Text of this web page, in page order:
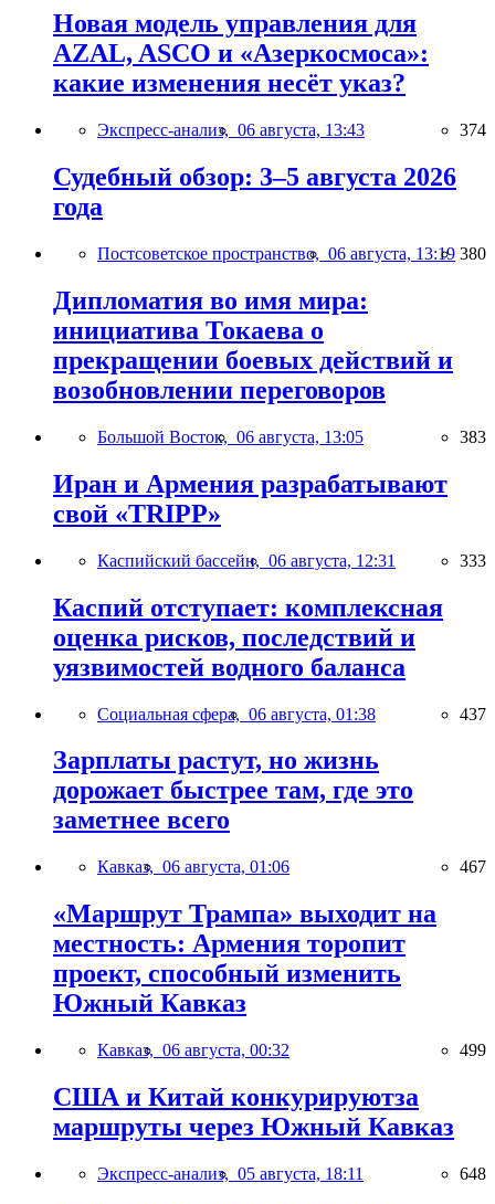
Новая модель управления для
AZAL, ASCO и «Азеркосмоса»:
какие изменения несёт указ?
Экспресс-анализ, 06 августа, 13:43 374
Судебный обзор: 3–5 августа 2026
года
Постсоветское пространство, 06 августа, 13:19 380
Дипломатия во имя мира:
инициатива Токаева о
прекращении боевых действий и
возобновлении переговоров
Большой Восток, 06 августа, 13:05 383
Иран и Армения разрабатывают
свой «TRIPP»
Каспийский бассейн, 06 августа, 12:31 333
Каспий отступает: комплексная
оценка рисков, последствий и
уязвимостей водного баланса
Социальная сфера, 06 августа, 01:38 437
Зарплаты растут, но жизнь
дорожает быстрее там, где это
заметнее всего
Кавказ, 06 августа, 01:06 467
«Маршрут Трампа» выходит на
местность: Армения торопит
проект, способный изменить
Южный Кавказ
Кавказ, 06 августа, 00:32 499
США и Китай конкурируютза
маршруты через Южный Кавказ
Экспресс-анализ, 05 августа, 18:11 648